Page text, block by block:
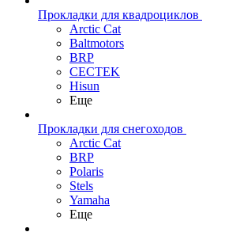
Прокладки для квадроциклов
Arctic Cat
Baltmotors
BRP
CECTEK
Hisun
Еще
Прокладки для снегоходов
Arctic Cat
BRP
Polaris
Stels
Yamaha
Еще